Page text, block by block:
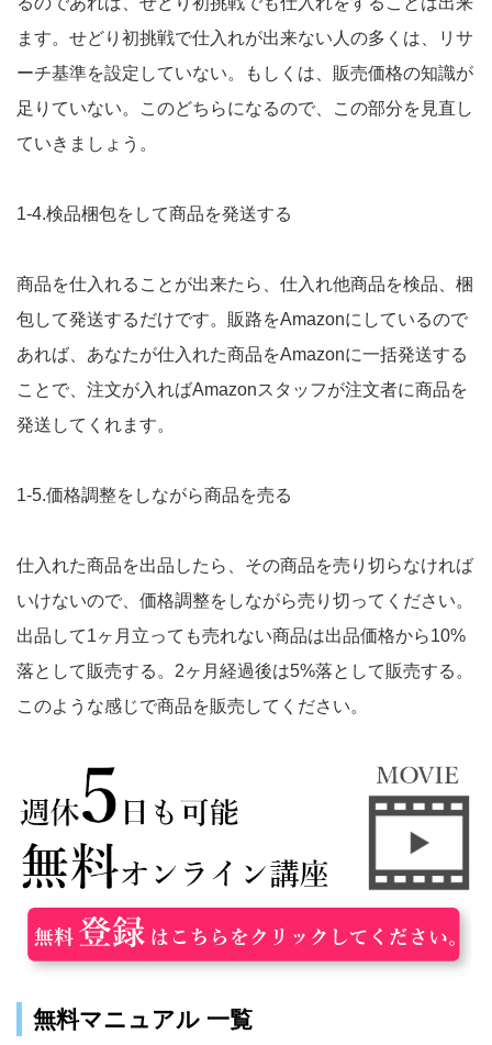
ます。せどり初挑戦で仕入れが出来ない人の多くは、リサ
ーチ基準を設定していない。もしくは、販売価格の知識が
足りていない。このどちらになるので、この部分を見直し
ていきましょう。
1-4.検品梱包をして商品を発送する
商品を仕入れることが出来たら、仕入れ他商品を検品、梱
包して発送するだけです。販路をAmazonにしているので
あれば、あなたが仕入れた商品をAmazonに一括発送する
ことで、注文が入ればAmazonスタッフが注文者に商品を
発送してくれます。
1-5.価格調整をしながら商品を売る
仕入れた商品を出品したら、その商品を売り切らなければ
いけないので、価格調整をしながら売り切ってください。
出品して1ヶ月立っても売れない商品は出品価格から10%
落として販売する。2ヶ月経過後は5%落として販売する。
このような感じで商品を販売してください。
無料マニュアル 一覧